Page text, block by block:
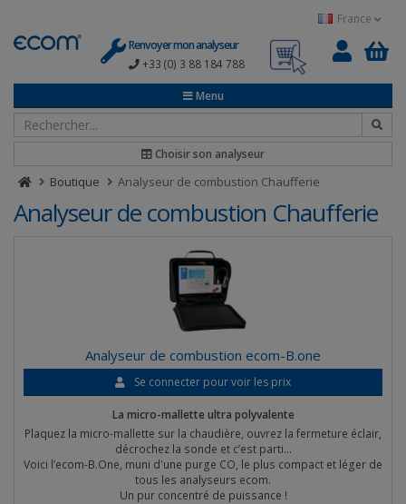
France
Renvoyer mon analyseur
+33 (0) 3 88 184 788
0
Menu
Choisir son analyseur
Boutique Analyseur de combustion Chaufferie
Analyseur de combustion Chaufferie
Analyseur de combustion ecom-B.one
Se connecter pour voir les prix
La micro-mallette ultra polyvalente
Plaquez la micro-mallette sur la chaudière, ouvrez la fermeture éclair,
décrochez la sonde et c’est parti…
Voici l’ecom-B.One, muni d'une purge CO, le plus compact et léger de
tous les analyseurs ecom.
Un pur concentré de puissance !